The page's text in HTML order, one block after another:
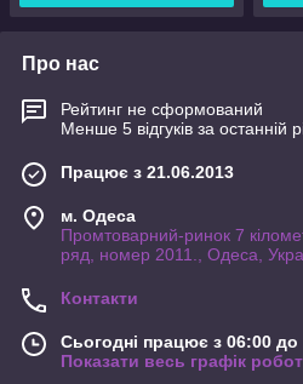
Про нас
Рейтинг не сформований
Менше 5 відгуків за останній
Працює з 21.06.2013
м. Одеса
Промтоварний-ринок 7
ряд, номер 2011., Одеса,
Контакти
Сьогодні працює з 06:00 до
Показати весь графік